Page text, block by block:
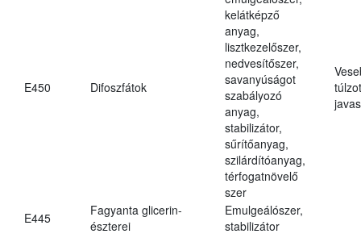
E450 Difoszfátok
kelátképző
anyag,
lisztkezelőszer,
nedvesítőszer,
savanyúságot
szabályozó
anyag,
stabilizátor,
sűrítőanyag,
szilárdítóanyag,
térfogatnövelő
szer
E445
Fagyanta glicerin-
észterei
Emulgeálószer,
stabilizátor